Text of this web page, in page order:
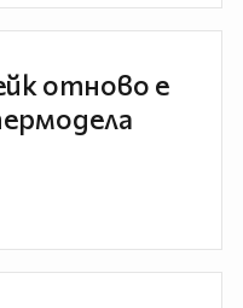
отново е